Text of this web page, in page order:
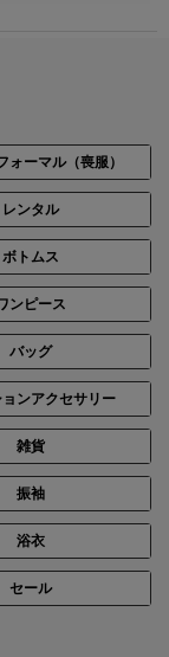
ォーマル（喪服）
レンタル
ボトムス
ンピース
バッグ
ンアクセサリー
雑貨
振袖
浴衣
セール